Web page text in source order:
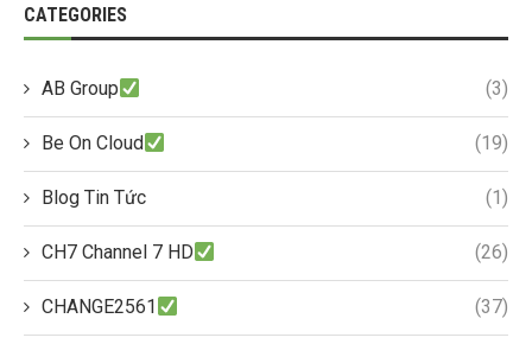
CATEGORIES
AB Group (3)
Be On Cloud (19)
Blog Tin Tức (1)
CH7 Channel 7 HD (26)
CHANGE2561 (37)